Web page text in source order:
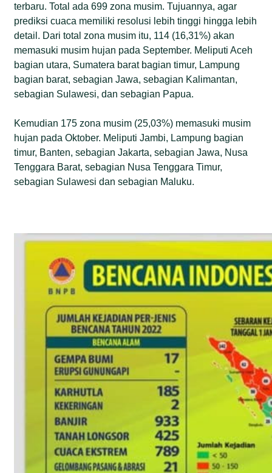
terbaru. Total ada 699 zona musim. Tujuannya, agar
prediksi cuaca memiliki resolusi lebih tinggi hingga lebih
detail. Dari total zona musim itu, 114 (16,31%) akan
memasuki musim hujan pada September. Meliputi Aceh
bagian utara, Sumatera barat bagian timur, Lampung
bagian barat, sebagian Jawa, sebagian Kalimantan,
sebagian Sulawesi, dan sebagian Papua.
Kemudian 175 zona musim (25,03%) memasuki musim
hujan pada Oktober. Meliputi Jambi, Lampung bagian
timur, Banten, sebagian Jakarta, sebagian Jawa, Nusa
Tenggara Barat, sebagian Nusa Tenggara Timur,
sebagian Sulawesi dan sebagian Maluku.